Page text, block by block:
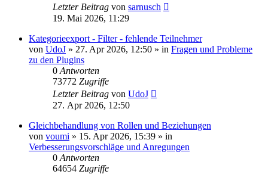
Letzter Beitrag von sarnusch
19. Mai 2026, 11:29
Kategorieexport - Filter - fehlende Teilnehmer
von UdoJ » 27. Apr 2026, 12:50 » in Fragen und Probleme
zu den Plugins
0 Antworten
73772 Zugriffe
Letzter Beitrag von UdoJ
27. Apr 2026, 12:50
Gleichbehandlung von Rollen und Beziehungen
von voumi » 15. Apr 2026, 15:39 » in
Verbesserungsvorschläge und Anregungen
0 Antworten
64654 Zugriffe